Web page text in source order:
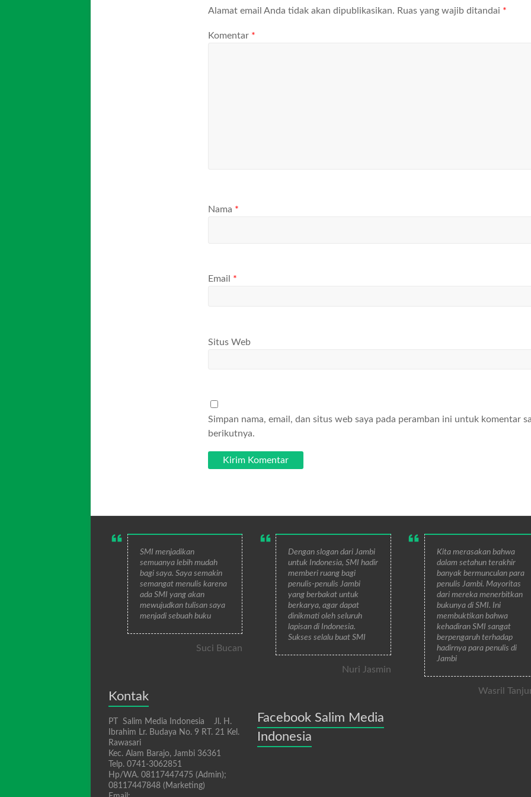
Alamat email Anda tidak akan dipublikasikan. Ruas yang wajib ditandai *
Komentar *
Nama *
Email *
Situs Web
Simpan nama, email, dan situs web saya pada peramban ini untuk komentar
berikutnya.
SMI menjadikan
semuanya lebih mudah
bagi saya. Saya semakin
semangat menulis karena
ada SMI yang akan
mewujudkan tulisan saya
menjadi sebuah buku
Suci Bucan
Kontak
PT Salim Media Indonesia Jl. H.
Ibrahim Lr. Budaya No. 9 RT. 21 Kel.
Rawasari
Kec. Alam Barajo, Jambi 36361
Telp. 0741-3062851
Hp/WA. 08117447475 (Admin);
08117447848 (Marketing)
Dengan slogan dari Jambi
untuk Indonesia, SMI hadir
memberi ruang bagi
penulis-penulis Jambi
yang berbakat untuk
berkarya, agar dapat
dinikmati oleh seluruh
lapisan di Indonesia.
Sukses selalu buat SMI
Nuri Jasmin
Facebook Salim Media
Indonesia
Kita merasakan bahwa
dalam setahun terakhir
banyak bermunculan para
penulis Jambi. Mayoritas
dari mereka menerbitkan
bukunya di SMI. Ini
membuktikan bahwa
kehadiran SMI sangat
berpengaruh terhadap
hadirnya para penulis di
Jambi
Wasril